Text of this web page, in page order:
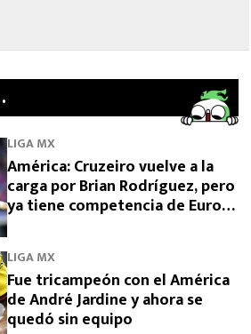
LIGA MX
América: Cruzeiro vuelve a la
carga por Brian Rodríguez, pero
ya tiene competencia de Europa
LIGA MX
Fue tricampeón con el América
de André Jardine y ahora se
quedó sin equipo